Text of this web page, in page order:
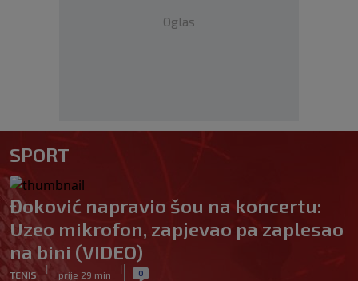
Oglas
SPORT
Đoković napravio šou na koncertu:
Uzeo mikrofon, zapjevao pa zaplesao
na bini (VIDEO)
TENIS
|
prije 29 min
| 0